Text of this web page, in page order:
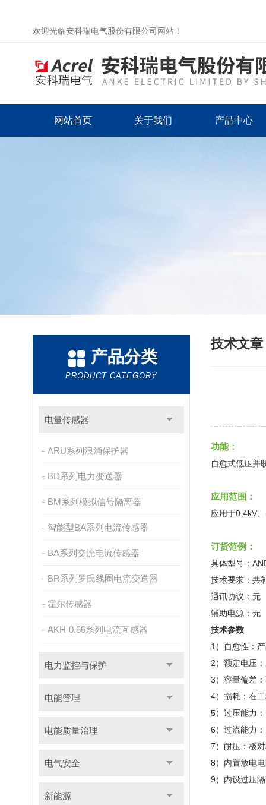
欢迎光临安科瑞电气股份有限公司网站！
网站首页 关于我们 产品中心
产品分类
PRODUCT CATEGORY
电量传感器
ARU系列浪涌保护器
BD系列电力变送器
BM系列模拟信号隔离器
智能型BA系列电流传感器
BA系列交流电流传感器
BR系列罗氏线圈电流变送器
霍尔传感器
AKH-0.66系列电流互感器
电力监控与保护
电能管理
电能质量治理
电气安全
新能源
技术文章
功能：
自愈式低压并
应用范围：
应用于0.4kV
订货范例：
具体型号：
技术要求：共
通讯协议：无
辅助电源：无
技术参数
1）自愈性：
2）额定电压
3）容量偏差
4）损耗：在
5）过压能力
6）过流能力
7）耐压：极
8）内置放电
9）内设过压